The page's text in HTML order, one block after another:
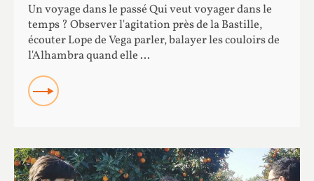
Un voyage dans le passé Qui veut voyager dans le
temps ? Observer l'agitation près de la Bastille,
écouter Lope de Vega parler, balayer les couloirs de
l'Alhambra quand elle ...
READ